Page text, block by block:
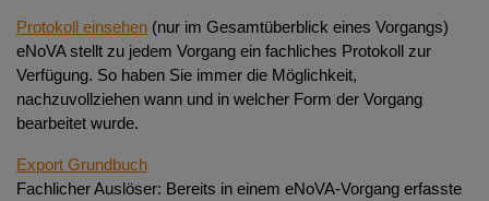
Protokoll einsehen (nur im Gesamtüberblick eines Vorgangs)
eNoVA stellt zu jedem Vorgang ein fachliches Protokoll zur
Verfügung. So haben Sie immer die Möglichkeit,
nachzuvollziehen wann und in welcher Form der Vorgang
bearbeitet wurde.
Export Grundbuch
Fachlicher Auslöser: Bereits in einem eNoVA-Vorgang erfasste